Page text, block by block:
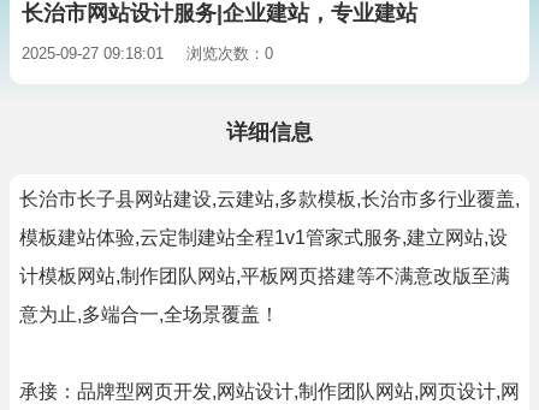
长治市网站设计服务|企业建站，专业建站
2025-09-27 09:18:01 浏览次数：0
详细信息
长治市长子县网站建设,云建站,多款模板,长治市多行业覆盖,
模板建站体验,云定制建站全程1v1管家式服务,建立网站,设
计模板网站,制作团队网站,平板网页搭建等不满意改版至满
意为止,多端合一,全场景覆盖！
承接：品牌型网页开发,网站设计,制作团队网站,网页设计,网